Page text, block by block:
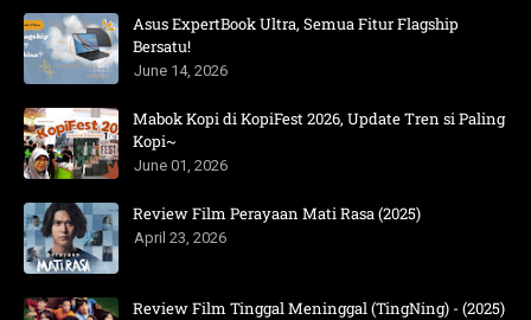
Asus ExpertBook Ultra, Semua Fitur Flagship
Bersatu!
June 14, 2026
Mabok Kopi di KopiFest 2026, Update Tren si Paling
Kopi~
June 01, 2026
Review Film Perayaan Mati Rasa (2025)
April 23, 2026
Review Film Tinggal Meninggal (TingNing) - (2025)